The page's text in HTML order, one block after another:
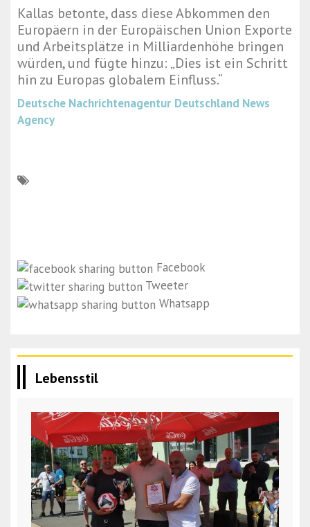
Kallas betonte, dass diese Abkommen den
Europäern in der Europäischen Union Exporte
und Arbeitsplätze in Milliardenhöhe bringen
würden, und fügte hinzu: „Dies ist ein Schritt
hin zu Europas globalem Einfluss.“
Deutsche Nachrichtenagentur Deutschland News
Agency
Facebook
Tweeter
Whatsapp
Lebensstil